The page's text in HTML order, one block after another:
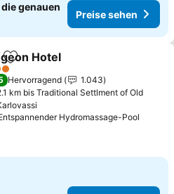
genauen
Preise sehen
Zu Favoriten hinzufügen
Hotel
Hervorragend
1.043
km bis Traditional Settlment of Old
Hydromassage-Pool